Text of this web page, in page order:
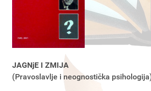
JAGNjE I ZMIJA
(Pravoslavlje i neognostička